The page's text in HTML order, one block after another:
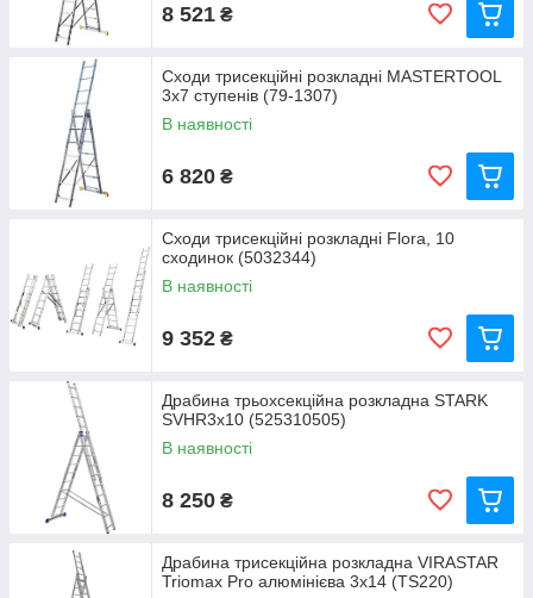
8 521 ₴
Сходи трисекційні розкладні MASTERTOOL
3x7 ступенів (79-1307)
В наявності
6 820 ₴
Сходи трисекційні розкладні Flora, 10
сходинок (5032344)
В наявності
9 352 ₴
Драбина трьохсекційна розкладна STARK
SVHR3х10 (525310505)
В наявності
8 250 ₴
Драбина трисекційна розкладна VIRASTAR
Triomax Pro алюмінієва 3x14 (TS220)